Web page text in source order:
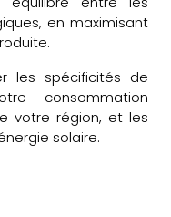
en maximisant
les spécificités de
consommation
votre région, et les
solaire.